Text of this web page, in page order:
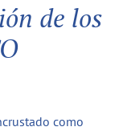
de los
como